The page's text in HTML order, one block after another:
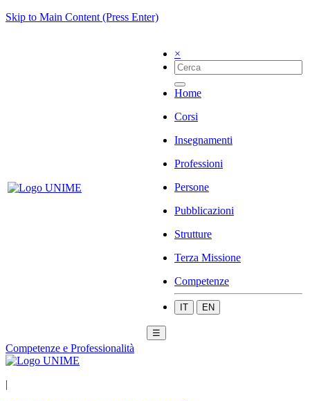
Skip to Main Content (Press Enter)
×
Home
Corsi
Insegnamenti
Professioni
Persone
Pubblicazioni
Strutture
Terza Missione
Competenze
IT EN
☰
Competenze e Professionalità
|